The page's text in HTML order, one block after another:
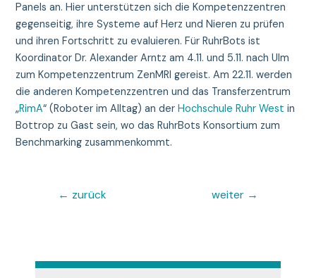
Panels an. Hier unterstützen sich die Kompetenzzentren
gegenseitig, ihre Systeme auf Herz und Nieren zu prüfen
und ihren Fortschritt zu evaluieren. Für RuhrBots ist
Koordinator Dr. Alexander Arntz am 4.11. und 5.11. nach Ulm
zum Kompetenzzentrum ZenMRI gereist. Am 22.11. werden
die anderen Kompetenzzentren und das Transferzentrum
„RimA“ (Roboter im Alltag) an derHochschule Ruhr West in
Bottrop zu Gast sein, wo das RuhrBots Konsortium zum
Benchmarking zusammenkommt.
Beitragsnavigation
← zurück weiter →